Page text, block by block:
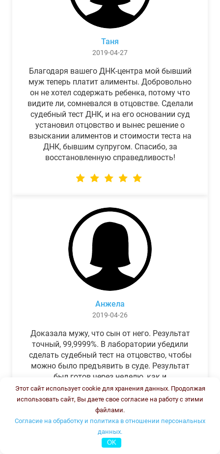
Таня
2019-04-27
Благодаря вашего ДНК-центра мой бывший
муж теперь платит алименты. Добровольно
он не хотел содержать ребенка, потому что
видите ли, сомневался в отцовстве. Сделали
судебный тест ДНК, и на его основании суд
установил отцовство и вынес решение о
взыскании алиментов и стоимости теста на
ДНК, бывшим супругом. Спасибо, за
восстановленную справедливость!
Анжела
2019-04-26
Доказала мужу, что сын от него. Результат
точный, 99,9999%. В лаборатории убедили
сделать судебный тест на отцовство, чтобы
можно было предъявить в суде. Результат
был готов через неделю, как и
обещали.Теперь муж бегает и извиняется.
Этот сайт использует cookie для хранения данных. Продолжая
использовать сайт, Вы даете свое согласие на работу с этими
файлами.
Согласие на обработку и политика в отношении персональных
данных.
OK